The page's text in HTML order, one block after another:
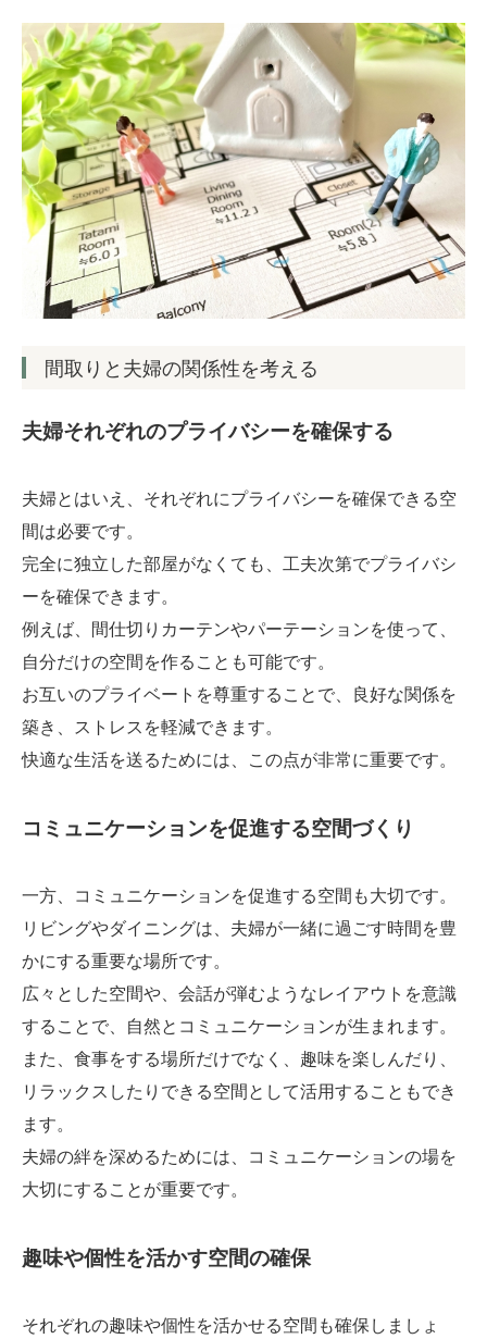
間取りと夫婦の関係性を考える
夫婦それぞれのプライバシーを確保する
夫婦とはいえ、それぞれにプライバシーを確保できる空
間は必要です。
完全に独立した部屋がなくても、工夫次第でプライバシ
ーを確保できます。
例えば、間仕切りカーテンやパーテーションを使って、
自分だけの空間を作ることも可能です。
お互いのプライベートを尊重することで、良好な関係を
築き、ストレスを軽減できます。
快適な生活を送るためには、この点が非常に重要です。
コミュニケーションを促進する空間づくり
一方、コミュニケーションを促進する空間も大切です。
リビングやダイニングは、夫婦が一緒に過ごす時間を豊
かにする重要な場所です。
広々とした空間や、会話が弾むようなレイアウトを意識
することで、自然とコミュニケーションが生まれます。
また、食事をする場所だけでなく、趣味を楽しんだり、
リラックスしたりできる空間として活用することもでき
ます。
夫婦の絆を深めるためには、コミュニケーションの場を
大切にすることが重要です。
趣味や個性を活かす空間の確保
それぞれの趣味や個性を活かせる空間も確保しましょ